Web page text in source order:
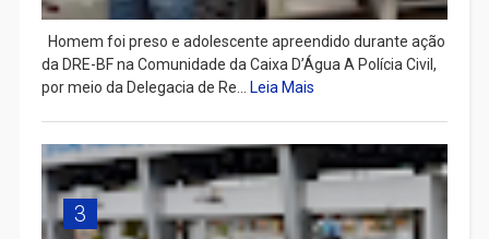
Homem foi preso e adolescente apreendido durante ação
da DRE-BF na Comunidade da Caixa D’Água A Polícia Civil,
por meio da Delegacia de Re...
Leia Mais
3